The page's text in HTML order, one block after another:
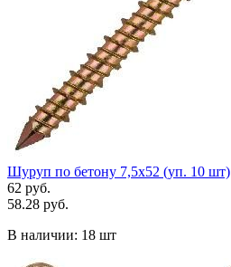
Шуруп по бетону 7,5х52 (уп. 10 шт)
62 руб.
58.28 руб.
В наличии: 18 шт